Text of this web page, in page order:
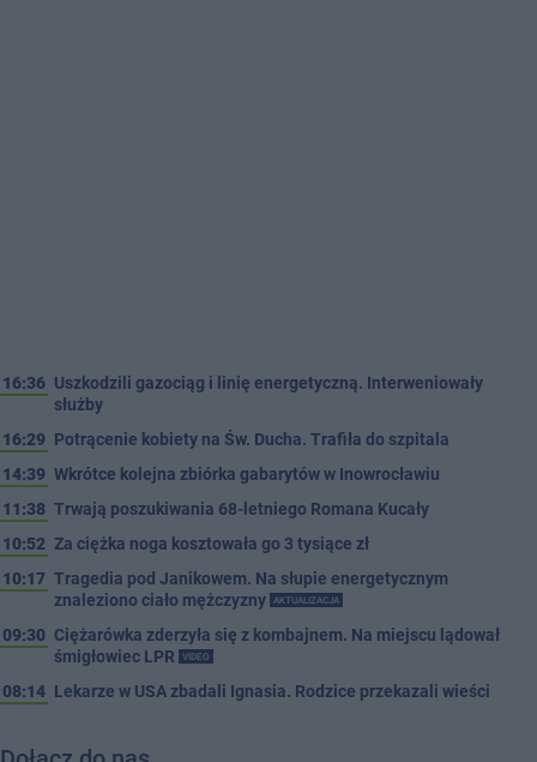
16:36 Uszkodzili gazociąg i linię energetyczną. Interweniowały
służby
16:29 Potrącenie kobiety na Św. Ducha. Trafiła do szpitala
14:39 Wkrótce kolejna zbiórka gabarytów w Inowrocławiu
11:38 Trwają poszukiwania 68-letniego Romana Kucały
10:52 Za ciężka noga kosztowała go 3 tysiące zł
10:17 Tragedia pod Janikowem. Na słupie energetycznym
znaleziono ciało mężczyzny
AKTUALIZACJA
09:30 Ciężarówka zderzyła się z kombajnem. Na miejscu lądował
śmigłowiec LPR
VIDEO
08:14 Lekarze w USA zbadali Ignasia. Rodzice przekazali wieści